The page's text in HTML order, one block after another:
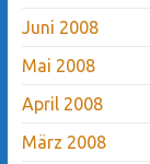
Juni 2008
Mai 2008
April 2008
März 2008